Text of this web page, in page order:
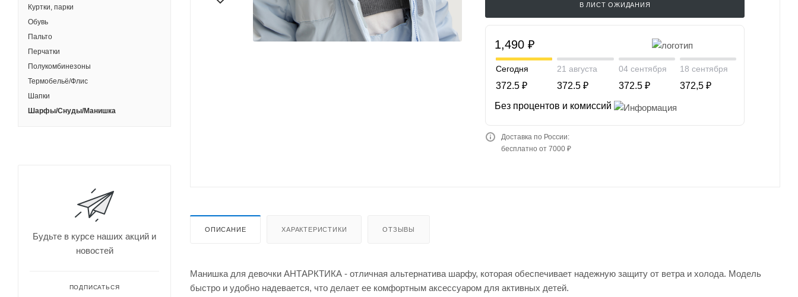
В ЛИСТ ОЖИДАНИЯ
1,490 ₽
Сегодня
372.5 ₽
21 августа
372.5 ₽
04 сентября
372.5 ₽
18 сентября
372,5 ₽
Без процентов и комиссий
Доставка по России:
бесплатно от 7000 ₽
ОПИСАНИЕ ХАРАКТЕРИСТИКИ ОТЗЫВЫ
Манишка для девочки АНТАРКТИКА - отличная альтернатива шарфу, которая обеспечивает надежную защиту от ветра и холода. Модель
быстро и удобно надевается, что делает ее комфортным аксессуаром для активных детей.
Куртки, парки
Обувь
Пальто
Перчатки
Полукомбинезоны
Термобельё/Флис
Шапки
Шарфы/Снуды/Манишка
Будьте в курсе наших акций и
новостей
ПОДПИСАТЬСЯ